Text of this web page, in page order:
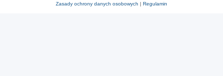
Zasady ochrony danych osobowych
Regulamin